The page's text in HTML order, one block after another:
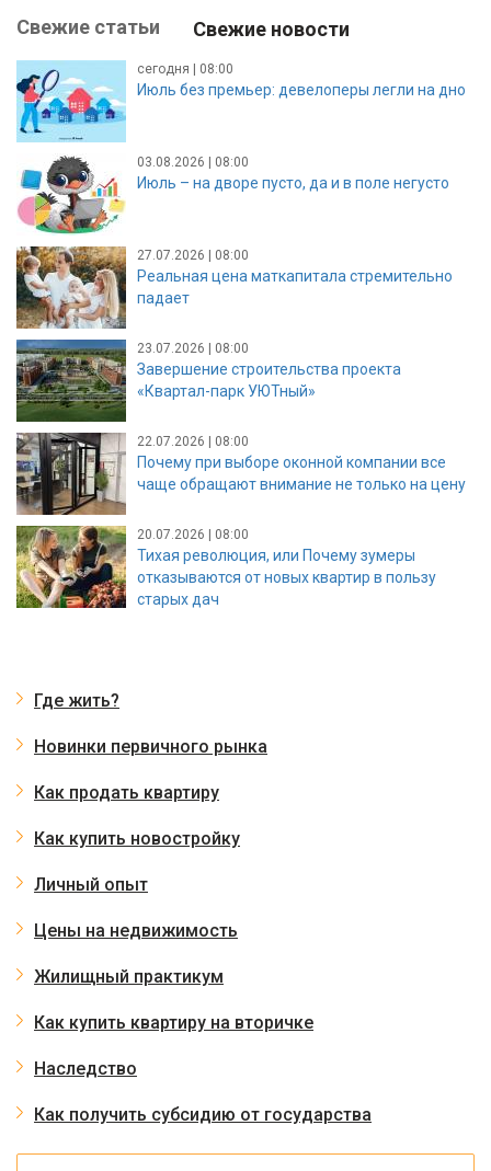
Свежие статьи Свежие новости
сегодня | 08:00
Июль без премьер: девелоперы легли на дно
03.08.2026 | 08:00
Июль – на дворе пусто, да и в поле негусто
27.07.2026 | 08:00
Реальная цена маткапитала стремительно
падает
23.07.2026 | 08:00
Завершение строительства проекта
«Квартал-парк УЮТный»
22.07.2026 | 08:00
Почему при выборе оконной компании все
чаще обращают внимание не только на цену
20.07.2026 | 08:00
Тихая революция, или Почему зумеры
отказываются от новых квартир в пользу
старых дач
Где жить?
Новинки первичного рынка
Как продать квартиру
Как купить новостройку
Личный опыт
Цены на недвижимость
Жилищный практикум
Как купить квартиру на вторичке
Наследство
Как получить субсидию от государства